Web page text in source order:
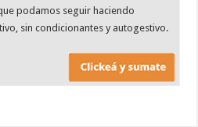
podamos seguir haciendo
sin condicionantes y autogestivo.